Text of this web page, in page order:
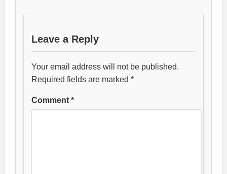
Leave a Reply
Your email address will not be published.
Required fields are marked *
Comment *